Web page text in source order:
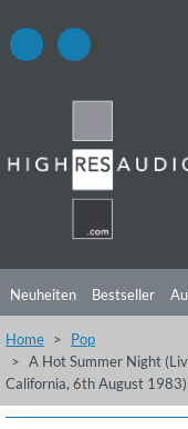
Neuheiten Bestseller
Hörtipps Top Alben
Videos
Home
Pop
A Hot Summer Night
California, 6th August